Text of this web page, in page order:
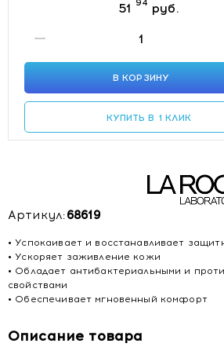
51 94 руб.
В КОРЗИНУ
КУПИТЬ В 1 КЛИК
Артикул:68619
• Успокаивает и восстанавливает
• Ускоряет заживление кожи
• Обладает антибактериальными и
свойствами
• Обеспечивает мгновенный комфорт
Описание товара